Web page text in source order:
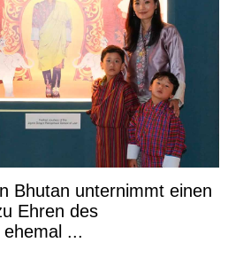
Bhutan unternimmt einen
Ehren des
...